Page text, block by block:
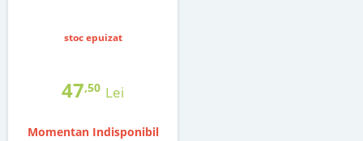
stoc epuizat
47,50 Lei
Momentan Indisponibil